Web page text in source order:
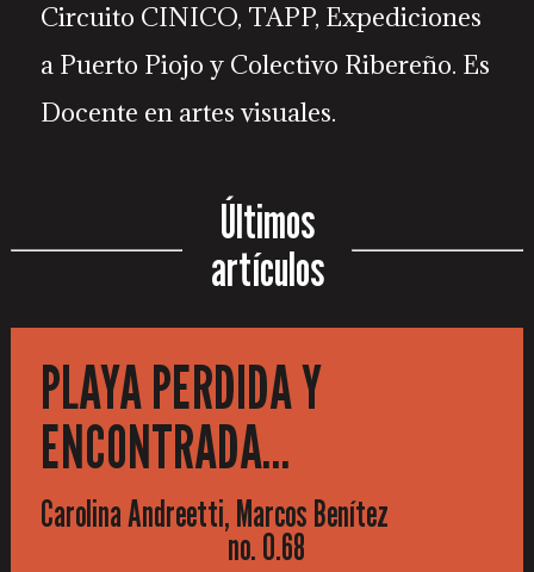
Circuito CINICO, TAPP, Expediciones
a Puerto Piojo y Colectivo Ribereño. Es
Docente en artes visuales.
Últimos
artículos
PLAYA PERDIDA Y
ENCONTRADA…
Carolina Andreetti, Marcos Benítez
no. 0.68